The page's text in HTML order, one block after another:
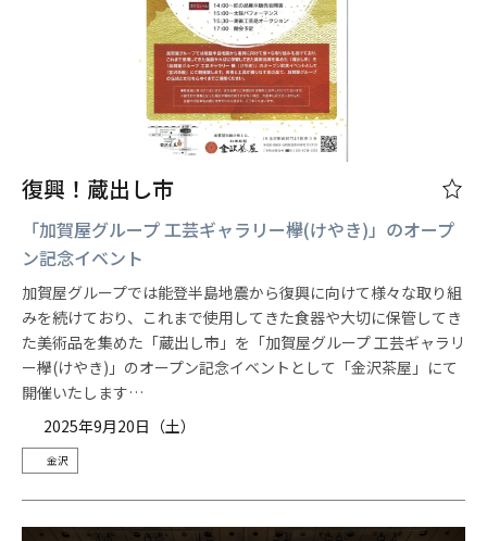
復興！蔵出し市
「加賀屋グループ 工芸ギャラリー欅(けやき)」のオープ
ン記念イベント
加賀屋グループでは能登半島地震から復興に向けて様々な取り組
みを続けており、これまで使用してきた食器や大切に保管してき
た美術品を集めた「蔵出し市」を「加賀屋グループ 工芸ギャラリ
ー欅(けやき)」のオープン記念イベントとして「金沢茶屋」にて
開催いたします…
2025年9月20日（土）
金沢